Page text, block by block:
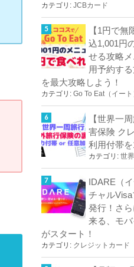
カテゴリ: JCBカード
【1円で
込1,001円
せる攻略
用予約す
を最大攻略しよう！
カテゴリ: Go To Eat（イート
【世界一
害保険 ク
利用付帯
カテゴリ: 世
IDARE（
チャル
発行！さ
来る、モ
がスタート！
カテゴリ: クレジットカード